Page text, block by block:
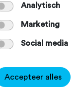
Agenda
Analytisch
Marketing
Social media
Accepteer alles